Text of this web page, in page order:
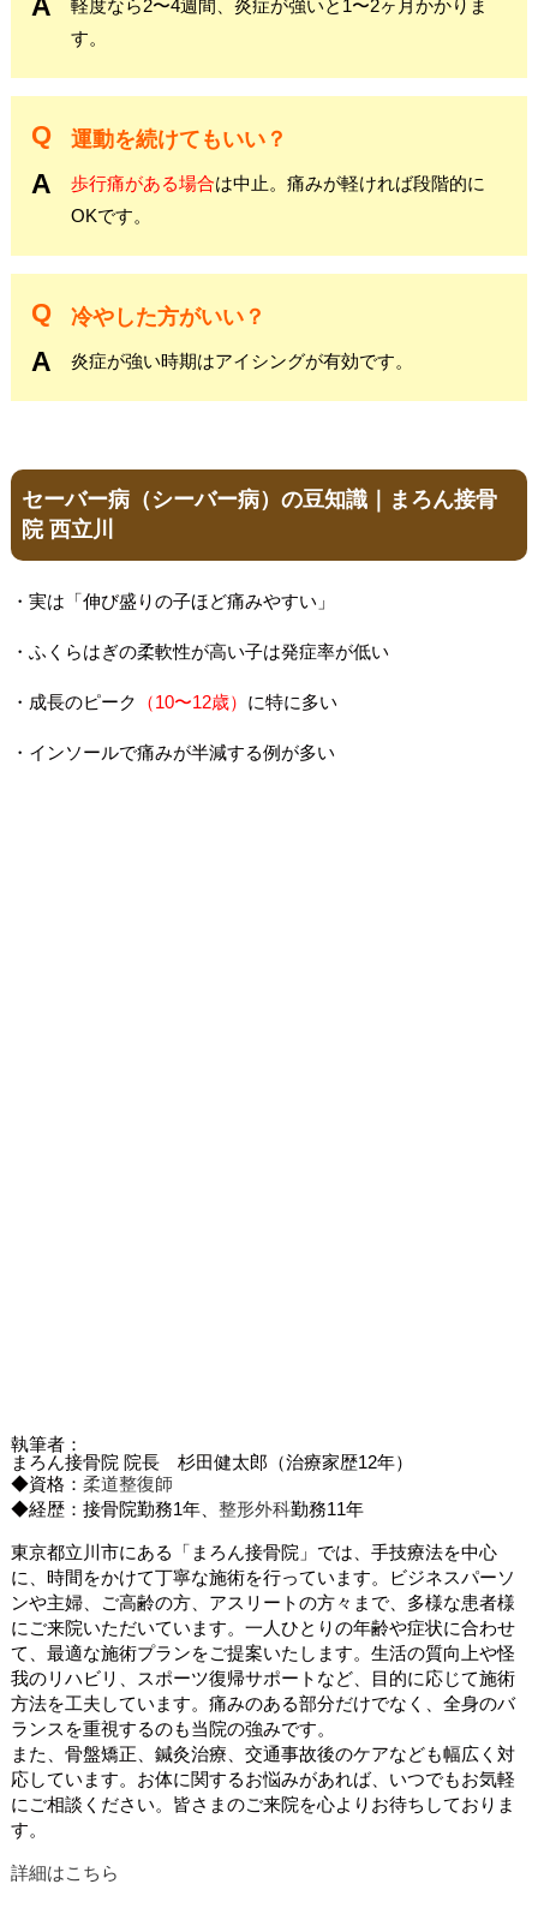
軽度なら2〜4週間、炎症が強いと1〜2ヶ月かかりま
す。
運動を続けてもいい？
歩行痛がある場合は中止。痛みが軽ければ段階的に
OKです。
冷やした方がいい？
炎症が強い時期はアイシングが有効です。
セーバー病（シーバー病）の豆知識｜まろん接骨
院 西立川
・実は「伸び盛りの子ほど痛みやすい」
・ふくらはぎの柔軟性が高い子は発症率が低い
・成長のピーク （10〜12歳） に特に多い
・インソールで痛みが半減する例が多い
執筆者：
まろん接骨院 院長 杉田健太郎（治療家歴12年）
◆資格： 柔道整復師
◆経歴：接骨院勤務1年、 整形外科勤務11年
東京都立川市にある「まろん接骨院」では、手技療法を中心
に、時間をかけて丁寧な施術を行っています。ビジネスパーソ
ンや主婦、ご高齢の方、アスリートの方々まで、多様な患者様
にご来院いただいています。一人ひとりの年齢や症状に合わせ
て、最適な施術プランをご提案いたします。生活の質向上や怪
我のリハビリ、スポーツ復帰サポートなど、目的に応じて施術
方法を工夫しています。痛みのある部分だけでなく、全身のバ
ランスを重視するのも当院の強みです。
また、骨盤矯正、鍼灸治療、交通事故後のケアなども幅広く対
応しています。お体に関するお悩みがあれば、いつでもお気軽
にご相談ください。皆さまのご来院を心よりお待ちしておりま
す。
詳細はこちら